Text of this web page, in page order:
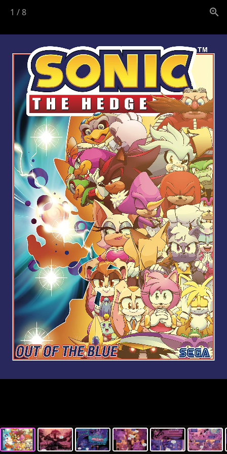
1 /8